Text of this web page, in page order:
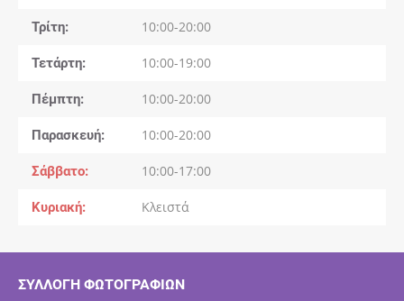
Τρίτη 10:00-20:00
Τετάρτη 10:00-19:00
Πέμπτη 10:00-20:00
Παρασκευή 10:00-20:00
Σάββατο 10:00-17:00
Κυριακή Κλειστά
ΣΥΛΛΟΓΉ ΦΩΤΟΓΡΑΦΙΏΝ